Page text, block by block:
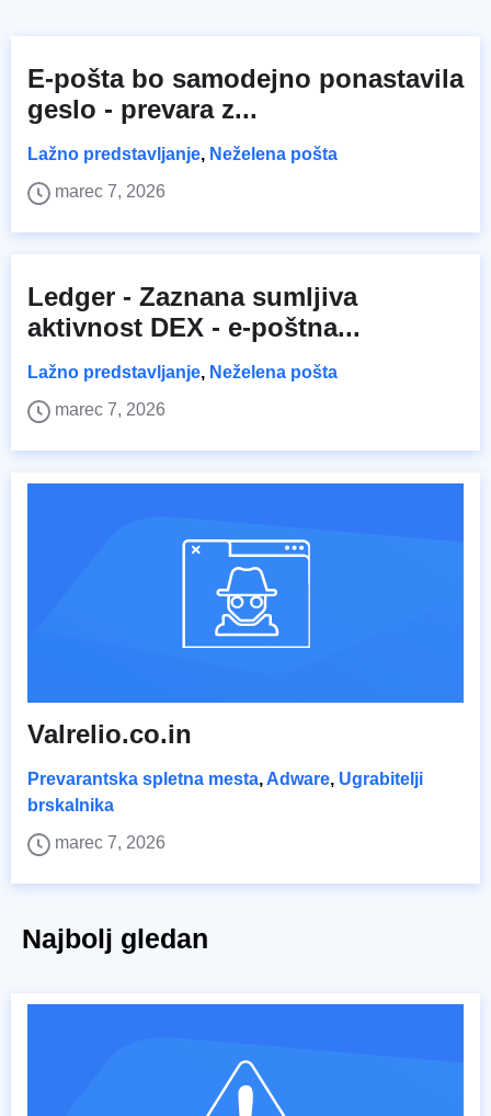
E-pošta bo samodejno ponastavila
geslo - prevara z...
Lažno predstavljanje, Neželena pošta
marec 7, 2026
Ledger - Zaznana sumljiva
aktivnost DEX - e-poštna...
Lažno predstavljanje, Neželena pošta
marec 7, 2026
Valrelio.co.in
Prevarantska spletna mesta,Adware, Ugrabitelji
brskalnika
marec 7, 2026
Najbolj gledan